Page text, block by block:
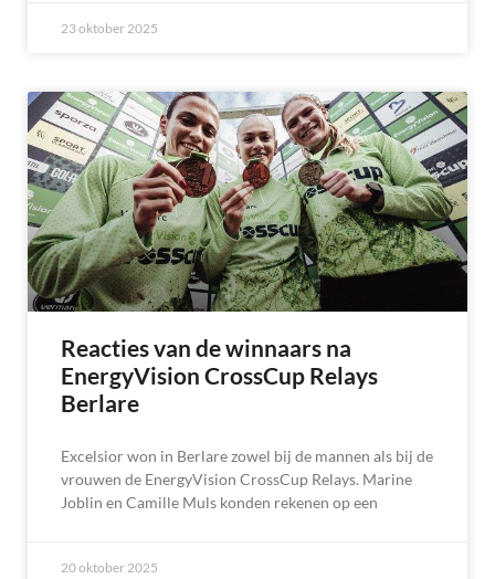
23 oktober 2025
Reacties van de winnaars na
EnergyVision CrossCup Relays
Berlare
Excelsior won in Berlare zowel bij de mannen als bij de
vrouwen de EnergyVision CrossCup Relays. Marine
Joblin en Camille Muls konden rekenen op een
20 oktober 2025